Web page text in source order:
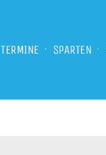
TERMINE SPARTEN